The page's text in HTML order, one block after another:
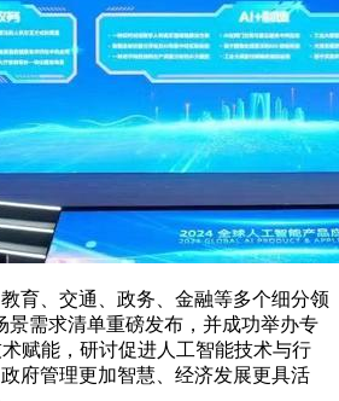
、交通、政务、金融等多个细分领
景需求清单重磅发布，并成功举办专
赋能，研讨促进人工智能技术与行
府管理更加智慧、经济发展更具活